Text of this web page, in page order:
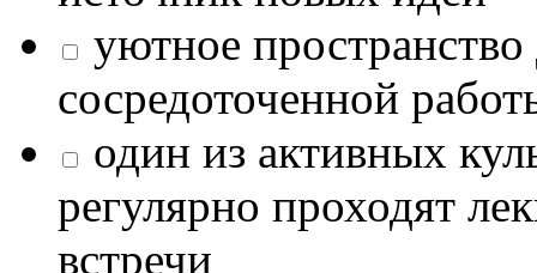
уютное
сосредоточенной
один из активных
регулярно проходят
встречи